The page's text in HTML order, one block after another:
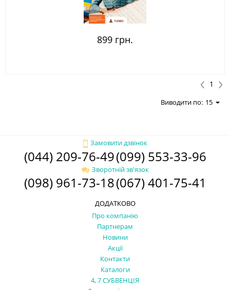
899 грн.
1
Виводити по: 15
Замовити дзвінок
(044) 209-76-49(099) 553-33-96
Зворотній зв'язок
(098) 961-73-18(067) 401-75-41
ДОДАТКОВО
Про компанію
Партнерам
Новини
Акції
Контакти
Каталоги
4, 7 СУБВЕНЦІЯ